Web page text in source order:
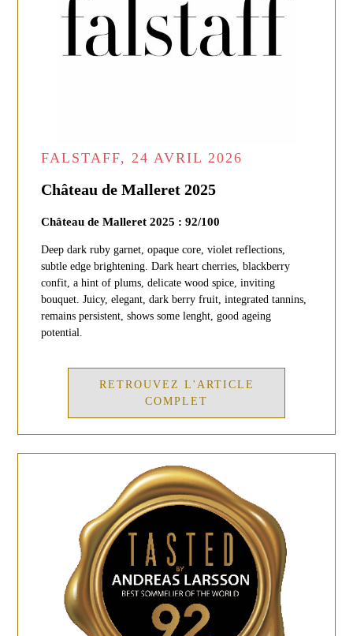
FALSTAFF, 24 AVRIL 2026
Château de Malleret 2025
Château de Malleret 2025 : 92/100
Deep dark ruby garnet, opaque core, violet reflections,
subtle edge brightening. Dark heart cherries, blackberry
confit, a hint of plums, delicate wood spice, inviting
bouquet. Juicy, elegant, dark berry fruit, integrated tannins,
remains persistent, shows some lenght, good ageing
potential.
RETROUVEZ L'ARTICLE
COMPLET